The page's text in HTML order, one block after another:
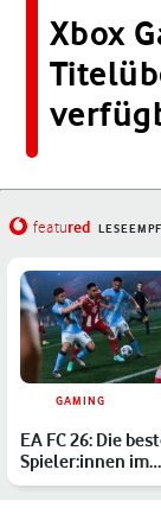
Xbox
featured
GAMING
EA FC 26: Die
Spieler:innen im
Überblick